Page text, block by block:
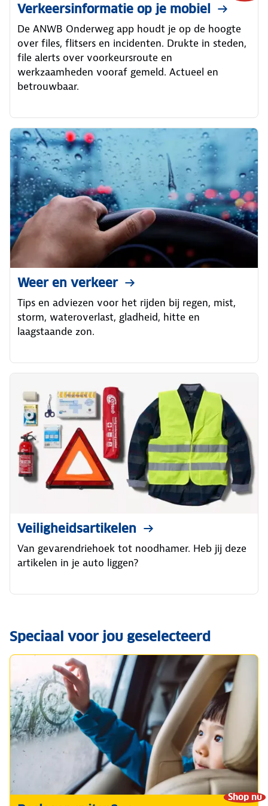
Verkeersinformatie op je mobiel
De ANWB Onderweg app houdt je op de hoogte
over files, flitsers en incidenten. Drukte in steden,
file alerts over voorkeursroute en
werkzaamheden vooraf gemeld. Actueel en
betrouwbaar.
Weer en verkeer
Tips en adviezen voor het rijden bij regen, mist,
storm, wateroverlast, gladheid, hitte en
laagstaande zon.
Veiligheidsartikelen
Van gevarendriehoek tot noodhamer. Heb jij deze
artikelen in je auto liggen?
Speciaal voor jou geselecteerd
Shop nu